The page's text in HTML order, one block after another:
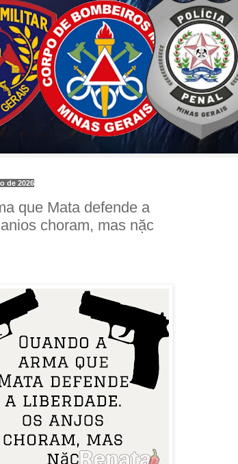
de 2026
que Mata defende a
choram, mas nặc